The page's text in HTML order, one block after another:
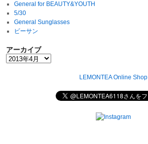
General for BEAUTY&YOUTH
5/30
General Sunglasses
ビーサン
アーカイブ
LEMONTEA Online Shop